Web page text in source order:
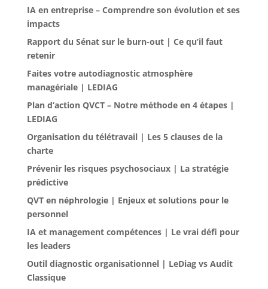
IA en entreprise – Comprendre son évolution et ses
impacts
Rapport du Sénat sur le burn-out | Ce qu’il faut
retenir
Faites votre autodiagnostic atmosphère
managériale | LEDIAG
Plan d’action QVCT – Notre méthode en 4 étapes |
LEDIAG
Organisation du télétravail | Les 5 clauses de la
charte
Prévenir les risques psychosociaux | La stratégie
prédictive
QVT en néphrologie | Enjeux et solutions pour le
personnel
IA et management compétences | Le vrai défi pour
les leaders
Outil diagnostic organisationnel | LeDiag vs Audit
Classique